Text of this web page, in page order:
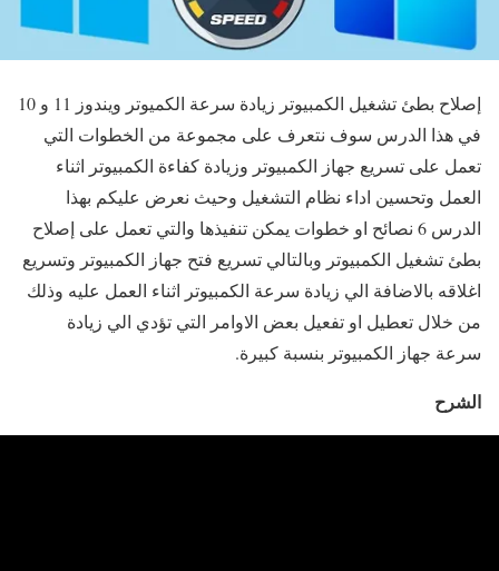
إصلاح بطئ تشغيل الكمبيوتر زيادة سرعة الكميوتر ويندوز 11 و 10
في هذا الدرس سوف نتعرف على مجموعة من الخطوات التي
تعمل على تسريع جهاز الكمبيوتر وزيادة كفاءة الكمبيوتر اثناء
العمل وتحسين اداء نظام التشغيل وحيث نعرض عليكم بهذا
الدرس 6 نصائح او خطوات يمكن تنفيذها والتي تعمل على إصلاح
بطئ تشغيل الكمبيوتر وبالتالي تسريع فتح جهاز الكمبيوتر وتسريع
اغلاقه بالاضافة الي زيادة سرعة الكمبيوتر اثناء العمل عليه وذلك
من خلال تعطيل او تفعيل بعض الاوامر التي تؤدي الي زيادة
سرعة جهاز الكمبيوتر بنسبة كبيرة.
الشرح